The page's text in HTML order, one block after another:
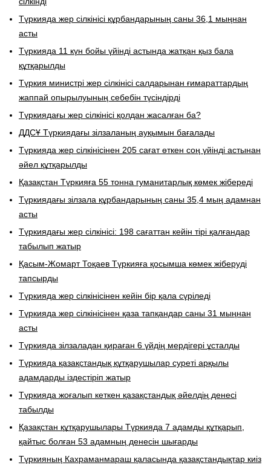
Түркияда жер сілкінісі құрбандарының саны 36,1 мыңнан
асты
Түркияда 11 күн бойы үйінді астында жатқан қыз бала
құтқарылды
Түркия министрі жер сілкінісі салдарынан ғимараттардың
жаппай опырылуының себебін түсіндірді
Түркиядағы жер сілкінісі қолдан жасалған ба?
ДДСҰ Түркиядағы зілзаланың ауқымын бағалады
Түркияда жер сілкінісінен 205 сағат өткен соң үйінді астынан
әйел құтқарылды
Қазақстан Түркияға 55 тонна гуманитарлық көмек жібереді
Түркиядағы зілзала құрбандарының саны 35,4 мың адамнан
асты
Түркиядағы жер сілкінісі: 198 сағаттан кейін тірі қалғандар
табылып жатыр
Қасым-Жомарт Тоқаев Түркияға қосымша көмек жіберуді
тапсырды
Түркияда жер сілкінісінен кейін бір қала сүріледі
Түркияда жер сілкінісінен қаза тапқандар саны 31 мыңнан
асты
Түркияда зілзаладан қираған 6 үйдің мердігері ұсталды
Түркияда қазақстандық құтқарушылар суреті арқылы
адамдарды іздестіріп жатыр
Түркияда жоғалып кеткен қазақстандық әйелдің денесі
табылды
Қазақстан құтқарушылары Түркияда 7 адамды құтқарып,
қайтыс болған 53 адамның денесін шығарды
Түркияның Кахраманмараш қаласында қазақстандықтар киіз